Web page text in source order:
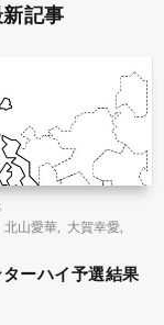
記事
北山愛華 大賀幸愛
ーハイ予選結果